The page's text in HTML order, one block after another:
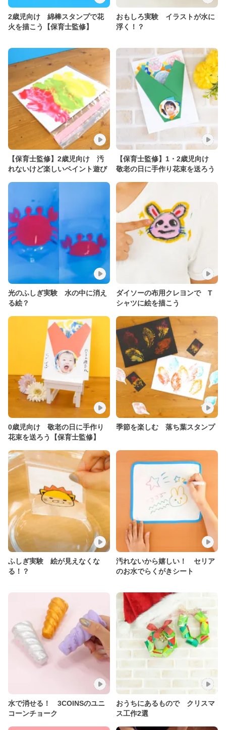
2歳児向け 綿棒スタンプで花
火を描こう【保育士監修】
おもしろ実験 イラストが水に
浮く！？
【保育士監修】2歳児向け 汚
れないけど楽しいペイント遊び
【保育士監修】1・2歳児向け
敬老の日に手作り花束を送ろう
光のふしぎ実験 水の中に消え
る絵？
ダイソーの布用クレヨンで T
シャツに絵を描こう
0歳児向け 敬老の日に手作り
花束を送ろう【保育士監修】
季節を楽しむ 落ち葉スタンプ
ふしぎ実験 絵が見えなくな
る！？
汚れないから嬉しい！ セリア
のお水でらくがきシート
水で消せる！ 3COINSのユニ
コーンチョーク
おうちにあるもので クリスマ
ス工作2選